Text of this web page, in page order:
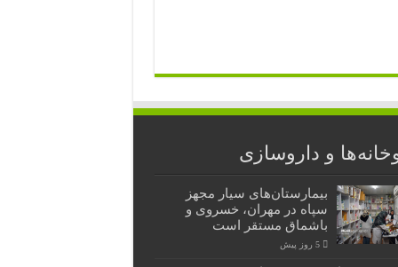
و داروسازی
بیمارستان‌های سیار مجهز
سپاه در مهران، خسروی و
باشماق مستقر است
5 روز پیش